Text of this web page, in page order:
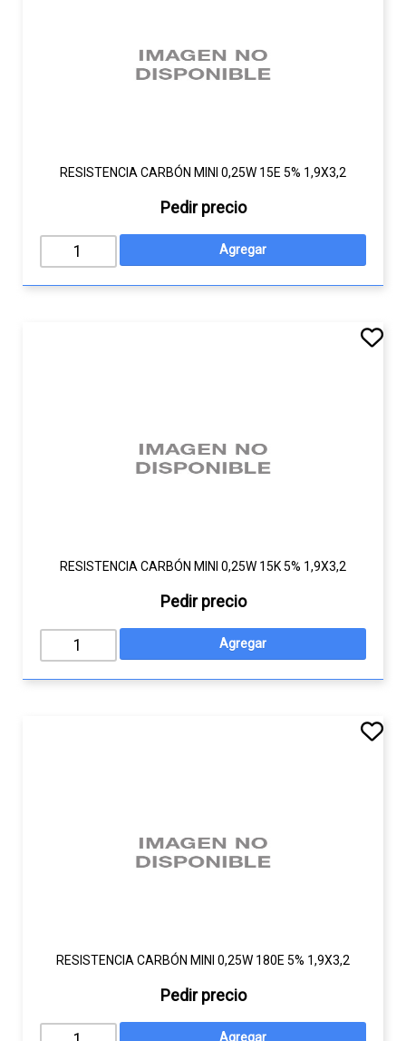
RESISTENCIA CARBÓN MINI 0,25W 15E 5% 1,9X3,2
Pedir precio
RESISTENCIA CARBÓN MINI 0,25W 15K 5% 1,9X3,2
Pedir precio
RESISTENCIA CARBÓN MINI 0,25W 180E 5% 1,9X3,2
Pedir precio